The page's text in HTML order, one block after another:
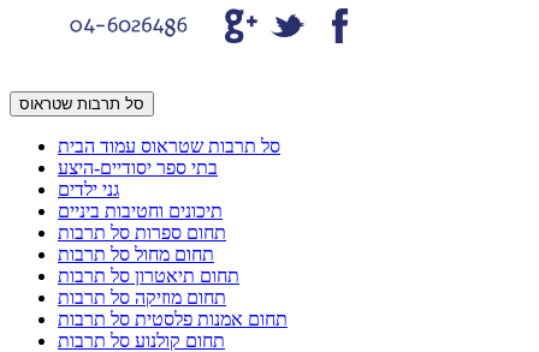
סל תרבות שטראוס
סל תרבות שטראוס עמוד הבית
בתי ספר יסודיים-היצע
גני ילדים
תיכונים וחטיבות ביניים
תחום ספרות סל תרבות
תחום מחול סל תרבות
תחום תיאטרון סל תרבות
תחום מוזיקה סל תרבות
תחום אמנות פלסטית סל תרבות
תחום קולנוע סל תרבות